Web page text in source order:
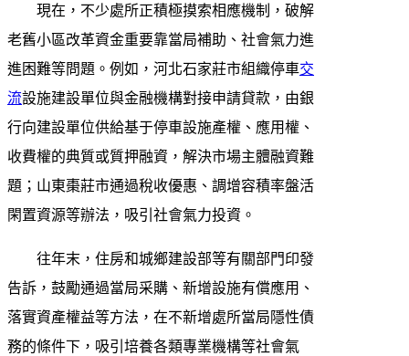
現在，不少處所正積極摸索相應機制，破解
老舊小區改革資金重要靠當局補助、社會氣力進
進困難等問題。例如，河北石家莊市組織停車交
流設施建設單位與金融機構對接申請貸款，由銀
行向建設單位供給基于停車設施產權、應用權、
收費權的典質或質押融資，解決市場主體融資難
題；山東棗莊市通過稅收優惠、調增容積率盤活
閑置資源等辦法，吸引社會氣力投資。
往年末，住房和城鄉建設部等有關部門印發
告訴，鼓勵通過當局采購、新增設施有償應用、
落實資產權益等方法，在不新增處所當局隱性債
務的條件下，吸引培養各類專業機構等社會氣